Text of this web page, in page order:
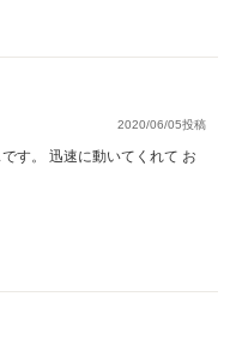
2020/06/05投稿
す。 迅速に動いてくれて お